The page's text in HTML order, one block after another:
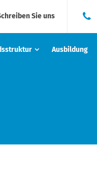
Sie uns
Ausbildung